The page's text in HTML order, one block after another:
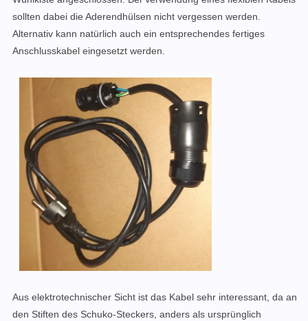
sollten dabei die Aderendhülsen nicht vergessen werden.
Alternativ kann natürlich auch ein entsprechendes fertiges
Anschlusskabel eingesetzt werden.
Aus elektrotechnischer Sicht ist das Kabel sehr interessant, da an
den Stiften des Schuko-Steckers, anders als ursprünglich